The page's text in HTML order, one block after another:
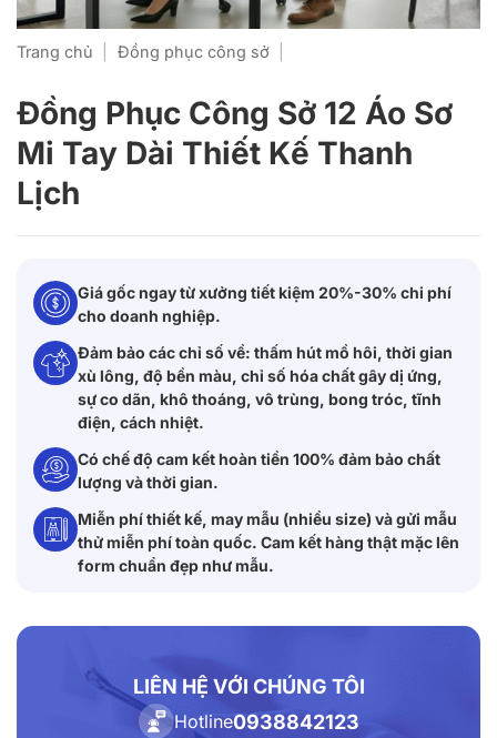
Trang chủ Đồng phục công sở
Đồng Phục Công Sở 12 Áo Sơ
Mi Tay Dài Thiết Kế Thanh
Lịch
Giá gốc ngay từ xưởng tiết kiệm 20%-30% chi phí
cho doanh nghiệp.
Đảm bảo các chỉ số về: thấm hút mồ hôi, thời gian
xù lông, độ bền màu, chỉ số hóa chất gây dị ứng,
sự co dãn, khô thoáng, vô trùng, bong tróc, tĩnh
điện, cách nhiệt.
Có chế độ cam kết hoàn tiền 100% đảm bảo chất
lượng và thời gian.
Miễn phí thiết kế, may mẫu (nhiều size) và gửi mẫu
thử miễn phí toàn quốc. Cam kết hàng thật mặc lên
form chuẩn đẹp như mẫu.
LIÊN HỆ VỚI CHÚNG TÔI
Hotline0938842123